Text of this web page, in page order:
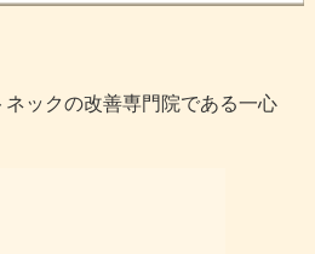
ックの改善専門院である一心